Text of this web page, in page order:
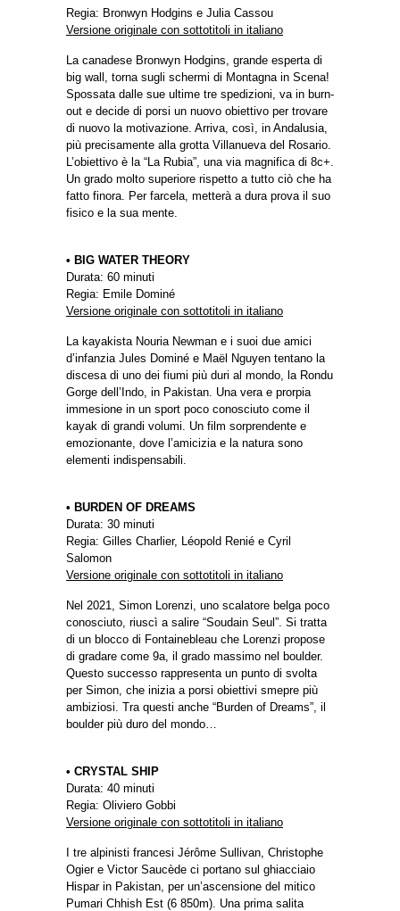
Regia: Bronwyn Hodgins e Julia Cassou
Versione originale con sottotitoli in italiano
La canadese Bronwyn Hodgins, grande esperta di
big wall, torna sugli schermi di Montagna in Scena!
Spossata dalle sue ultime tre spedizioni, va in burn-
out e decide di porsi un nuovo obiettivo per trovare
di nuovo la motivazione. Arriva, così, in Andalusia,
più precisamente alla grotta Villanueva del Rosario.
L’obiettivo è la “La Rubia”, una via magnifica di 8c+.
Un grado molto superiore rispetto a tutto ciò che ha
fatto finora. Per farcela, metterà a dura prova il suo
fisico e la sua mente.
• BIG WATER THEORY
Durata: 60 minuti
Regia: Emile Dominé
Versione originale con sottotitoli in italiano
La kayakista Nouria Newman e i suoi due amici
d’infanzia Jules Dominé e Maël Nguyen tentano la
discesa di uno dei fiumi più duri al mondo, la Rondu
Gorge dell’Indo, in Pakistan. Una vera e prorpia
immesione in un sport poco conosciuto come il
kayak di grandi volumi. Un film sorprendente e
emozionante, dove l’amicizia e la natura sono
elementi indispensabili.
• BURDEN OF DREAMS
Durata: 30 minuti
Regia: Gilles Charlier, Léopold Renié e Cyril
Salomon
Versione originale con sottotitoli in italiano
Nel 2021, Simon Lorenzi, uno scalatore belga poco
conosciuto, riuscì a salire “Soudain Seul”. Si tratta
di un blocco di Fontainebleau che Lorenzi propose
di gradare come 9a, il grado massimo nel boulder.
Questo successo rappresenta un punto di svolta
per Simon, che inizia a porsi obiettivi smepre più
ambiziosi. Tra questi anche “Burden of Dreams”, il
boulder più duro del mondo…
• CRYSTAL SHIP
Durata: 40 minuti
Regia: Oliviero Gobbi
Versione originale con sottotitoli in italiano
I tre alpinisti francesi Jérôme Sullivan, Christophe
Ogier e Victor Saucède ci portano sul ghiacciaio
Hispar in Pakistan, per un’ascensione del mitico
Pumari Chhish Est (6 850m). Una prima salita